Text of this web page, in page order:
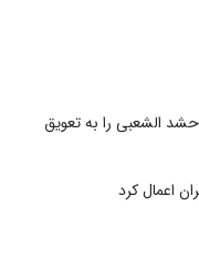
الشعبی را به تعویق
اعمال کرد